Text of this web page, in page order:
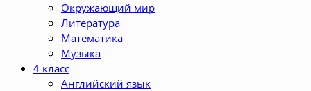
Окружающий мир
Литература
Математика
Музыка
4 класс
Английский язык